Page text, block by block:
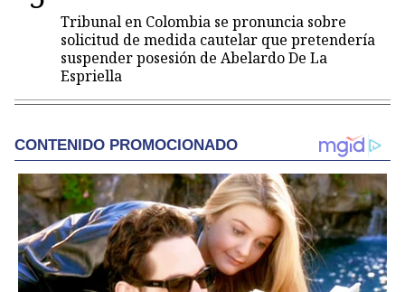
Tribunal en Colombia se pronuncia sobre
solicitud de medida cautelar que pretendería
suspender posesión de Abelardo De La
Espriella